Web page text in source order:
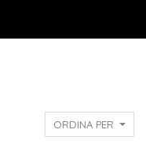
ORDINA PER